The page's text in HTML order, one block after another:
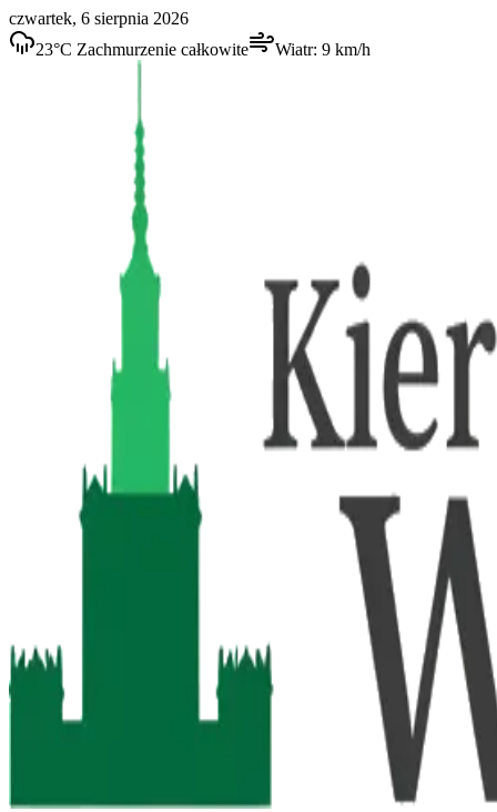
czwartek, 6 sierpnia 2026
23°C Zachmurzenie całkowite Wiatr: 9 km/h